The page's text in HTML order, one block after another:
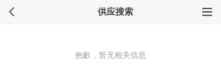
供应搜索
抱歉，暂无相关信息